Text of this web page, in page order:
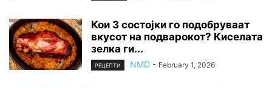
Кои 3 состојки го подобруваат
вкусот на подварокот? Киселата
зелка ги...
РЕЦЕПТИ NMD - February 1, 2026